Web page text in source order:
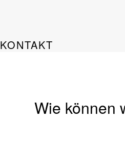
KONTAKT
Wie können